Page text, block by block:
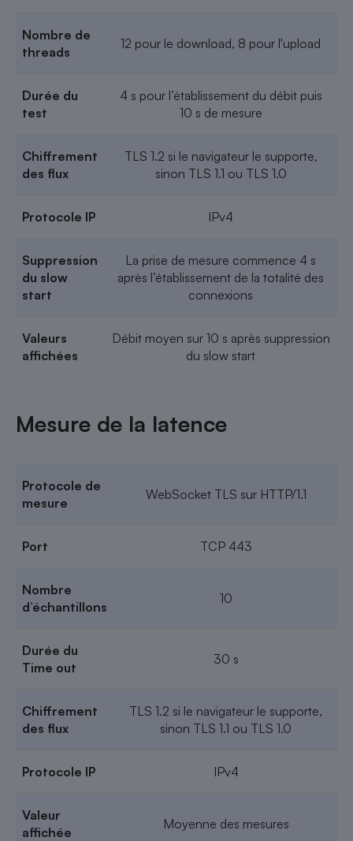
Nombre de
threads
12 pour le download, 8 pour l'upload
Durée du
test
4 s pour l’établissement du débit puis
10 s de mesure
Chiffrement
des flux
TLS 1.2 si le navigateur le supporte,
sinon TLS 1.1 ou TLS 1.0
Protocole IP IPv4
Suppression
du slow
start
La prise de mesure commence 4 s
après l’établissement de la totalité des
connexions
Valeurs
affichées
Débit moyen sur 10 s après suppression
du slow start
Mesure de la latence
Protocole de
mesure
WebSocket TLS sur HTTP/1.1
Port TCP 443
Nombre
d’échantillons
10
Durée du
Time out
30 s
Chiffrement
des flux
TLS 1.2 si le navigateur le supporte,
sinon TLS 1.1 ou TLS 1.0
Protocole IP IPv4
Valeur
affichée
Moyenne des mesures